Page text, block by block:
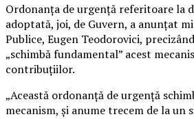
Ordonanţa de urgenţă referitoare la
adoptată, joi, de Guvern, a anunţat
Publice, Eugen Teodorovici,
„schimbă fundamental” acest
contribuţiilor.
„Această ordonanţă de urgenţă
mecanism, şi anume trecem de la un